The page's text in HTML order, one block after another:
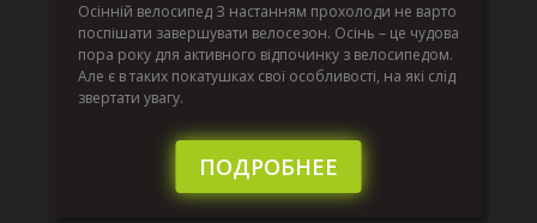
Осінній велосипед З настанням прохолоди не варто
поспішати завершувати велосезон. Осінь – це чудова
пора року для активного відпочинку з велосипедом.
Але є в таких покатушках свої особливості, на які слід
звертати увагу.
ПОДРОБНЕЕ